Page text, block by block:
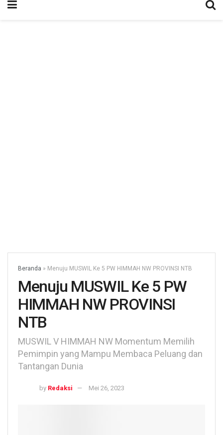
Beranda » Menuju MUSWIL Ke 5 PW HIMMAH NW PROVINSI NTB
Menuju MUSWIL Ke 5 PW
HIMMAH NW PROVINSI
NTB
MUSWIL V HIMMAH NW Momentum Memilih
Pemimpin yang Mampu Membaca Peluang dan
Tantangan Dunia
by Redaksi Mei 26, 2023